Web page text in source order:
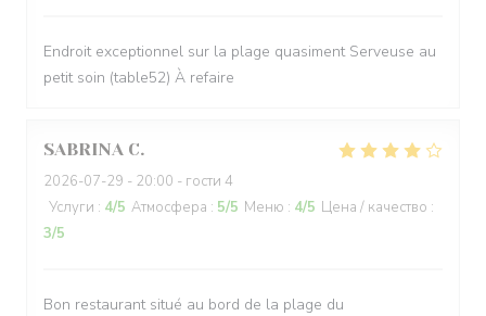
Endroit exceptionnel sur la plage quasiment Serveuse au
petit soin (table52) À refaire
SABRINA C
2026-07-29 - 20:00 - гости 4
Услуги : 4/5 Атмосфера : 5/5 Меню : 4/5 Цена / качество :
3/5
Bon restaurant situé au bord de la plage du